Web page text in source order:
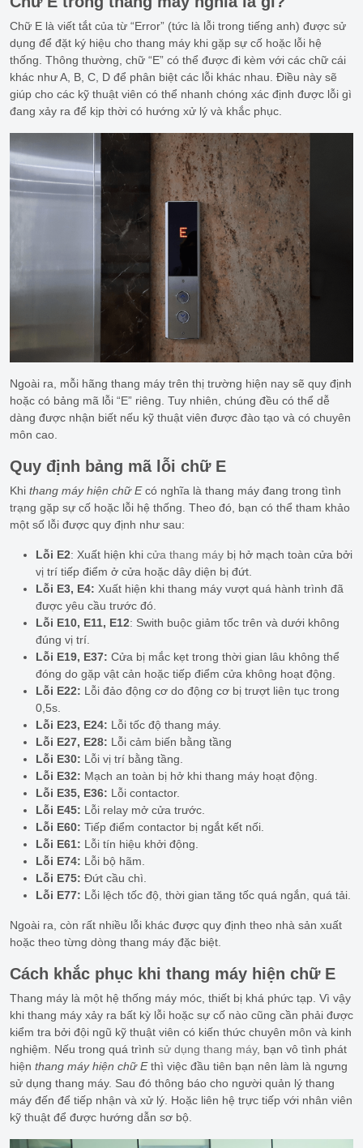
Chữ E là viết tắt của từ “Error” (tức là lỗi trong tiếng anh) được sử
dụng để đặt ký hiệu cho thang máy khi gặp sự cố hoặc lỗi hệ
thống. Thông thường, chữ “E” có thể được đi kèm với các chữ cái
khác như A, B, C, D để phân biệt các lỗi khác nhau. Điều này sẽ
giúp cho các kỹ thuật viên có thể nhanh chóng xác định được lỗi gì
đang xảy ra để kịp thời có hướng xử lý và khắc phục.
Ngoài ra, mỗi hãng thang máy trên thị trường hiện nay sẽ quy định
hoặc có bảng mã lỗi “E” riêng. Tuy nhiên, chúng đều có thể dễ
dàng được nhận biết nếu kỹ thuật viên được đào tạo và có chuyên
môn cao.
Quy định bảng mã lỗi chữ E
Khi thang máy hiện chữ Ecó nghĩa là thang máy đang trong tình
trạng gặp sự cố hoặc lỗi hệ thống. Theo đó, bạn có thể tham khảo
một số lỗi được quy định như sau:
Lỗi E2: Xuất hiện khi cửa thang máy bị hở mạch toàn cửa bởi
vị trí tiếp điểm ở cửa hoặc dây diện bị đứt.
Lỗi E3, E4: Xuất hiện khi thang máy vượt quá hành trình đã
được yêu cầu trước đó.
Lỗi E10, E11, E12: Swith buộc giảm tốc trên và dưới không
đúng vị trí.
Lỗi E19, E37: Cửa bị mắc kẹt trong thời gian lâu không thể
đóng do gặp vật cản hoặc tiếp điểm cửa không hoạt động.
Lỗi E22: Lỗi đảo động cơ do động cơ bị trượt liên tục trong
0,5s.
Lỗi E23, E24: Lỗi tốc độ thang máy.
Lỗi E27, E28: Lỗi cảm biến bằng tầng
Lỗi E30: Lỗi vị trí bằng tầng.
Lỗi E32: Mạch an toàn bị hở khi thang máy hoạt động.
Lỗi E35, E36: Lỗi contactor.
Lỗi E45: Lỗi relay mở cửa trước.
Lỗi E60: Tiếp điểm contactor bị ngắt kết nối.
Lỗi E61: Lỗi tín hiệu khởi động.
Lỗi E74: Lỗi bộ hãm.
Lỗi E75: Đứt cầu chì.
Lỗi E77: Lỗi lệch tốc độ, thời gian tăng tốc quá ngắn, quá tải.
Ngoài ra, còn rất nhiều lỗi khác được quy định theo nhà sản xuất
hoặc theo từng dòng thang máy đặc biệt.
Cách khắc phục khi thang máy hiện chữ E
Thang máy là một hệ thống máy móc, thiết bị khá phức tạp. Vì vậy
khi thang máy xảy ra bất kỳ lỗi hoặc sự cố nào cũng cần phải được
kiểm tra bởi đội ngũ kỹ thuật viên có kiến thức chuyên môn và kinh
nghiệm. Nếu trong quá trình sử dụng thang máy, bạn vô tình phát
hiện thang máy hiện chữ Ethì việc đầu tiên bạn nên làm là ngưng
sử dụng thang máy. Sau đó thông báo cho người quản lý thang
máy đến để tiếp nhận và xử lý. Hoặc liên hệ trực tiếp với nhân viên
kỹ thuật để được hướng dẫn sơ bộ.